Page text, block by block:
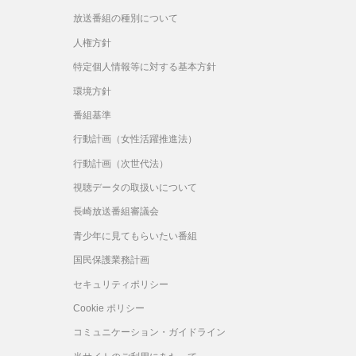
放送番組の種別について
人権方針
特定個人情報等に対する基本方針
環境方針
番組基準
行動計画（女性活躍推進法）
行動計画（次世代法）
視聴データの取扱いについて
長崎放送番組審議会
青少年に見てもらいたい番組
国民保護業務計画
セキュリティポリシー
Cookie ポリシー
コミュニケーション・ガイドライン